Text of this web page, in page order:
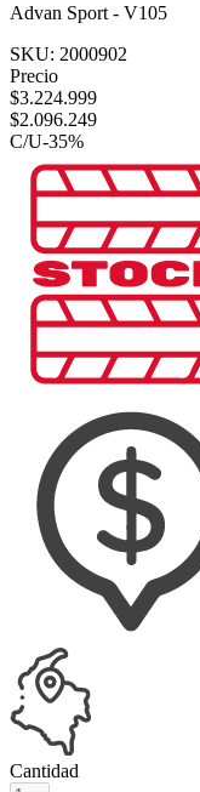
Advan Sport - V105
SKU: 2000902
Precio
$3.224.999
$2.096.249
C/U-35%
Cantidad